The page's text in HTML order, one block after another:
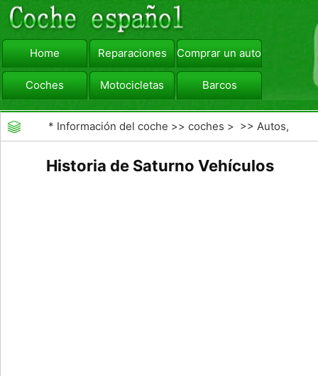
Home Reparaciones Comprar un automóvil
Coches Motocicletas Barcos
viajar Camiones
* Información del coche >>coches > >>Autos,
Historia de Saturno Vehículos